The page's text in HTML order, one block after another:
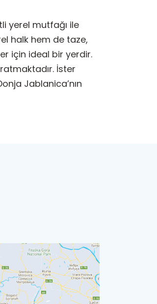
yerel mutfağı ile
halk hem de taze,
için ideal bir yerdir.
İster
Jablanica’nın